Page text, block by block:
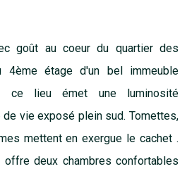
goût au coeur du quartier des
4ème étage d'un bel immeuble
ce lieu émet une luminosité
vie exposé plein sud. Tomettes,
mettent en exergue le cachet .
offre deux chambres confortables